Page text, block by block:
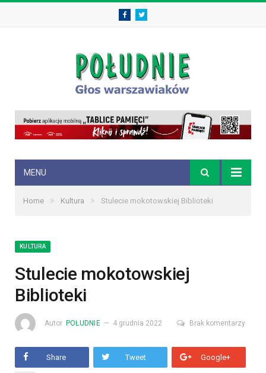
FacebookTwitter
MENU
Home » Kultura » Stulecie mokotowskiej Biblioteki
KULTURA
Stulecie mokotowskiej
Biblioteki
Autor POŁUDNIE 4 grudnia 2022 Brak komentarzy
Share Tweet Google+